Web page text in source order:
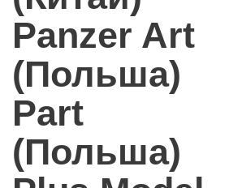
Panzer Art
(Польша)
Part
(Польша)